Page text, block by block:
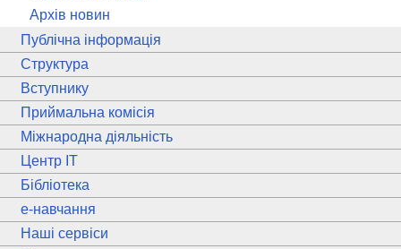
Архів новин
Публічна інформація
Структура
Вступнику
Приймальна комісія
Міжнародна діяльність
Центр ІТ
Бібліотека
e-навчання
Наші сервіси